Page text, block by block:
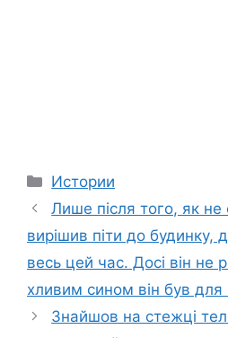
Categories
Истории
Лише після того, як
вирішив піти до будинку,
весь цей час. Досі він не
хливим сином він був для
Знайшов на стежці